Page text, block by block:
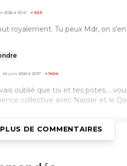
2026 à 20:41 + 629
royalement. Tu peux Mdr, on
24 juin 2026 à 23:37 +1604
oublié que toi et tes potes....
collective avec Nasser et le
connectés à votre gourou
DE COMMENTAIRES